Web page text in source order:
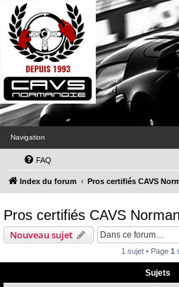
Navigation
FAQ
Index du forum Pros certifiés CAVS
Pros certifiés CAVS
Nouveau sujet
1 sujet • Page 1
Sujets